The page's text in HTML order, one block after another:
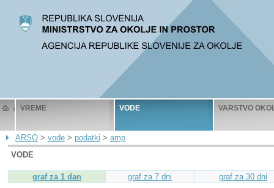
VREME VODE VARSTVO
ARSO> vode> podatki > amp
VODE
graf za 1 dan graf za 7 dni graf za 30 dni